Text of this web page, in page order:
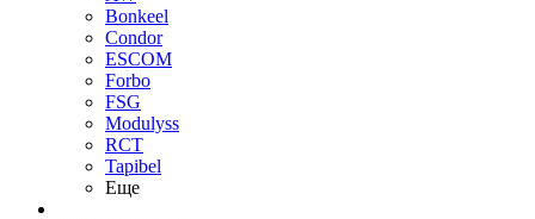
Bonkeel
Condor
ESCOM
Forbo
FSG
Modulyss
RCT
Tapibel
Еще